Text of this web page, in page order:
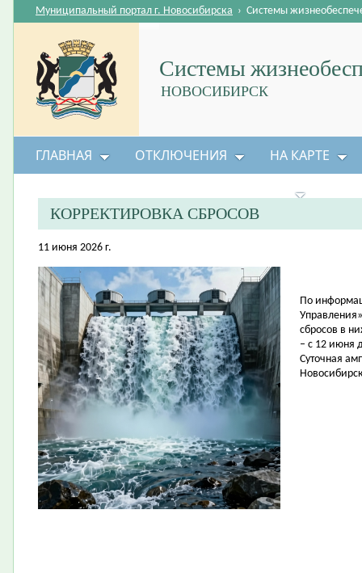
Системы
НОВОСИБИРСК
Муниципальный портал г. Новосибирска › Системы
ГЛАВНАЯ ОТКЛЮЧЕНИЯ НА КАРТЕ
КОРРЕКТИРОВКА СБРОСОВ
11 июня 2026 г.
По
сбросов в
– с 12 июня
Суточная